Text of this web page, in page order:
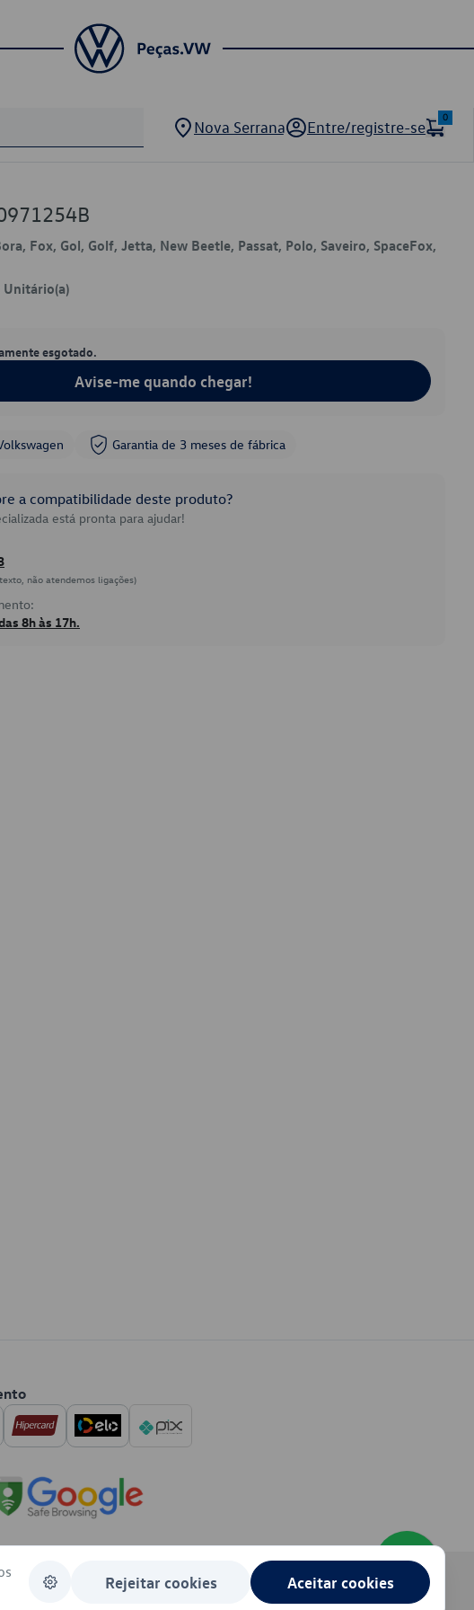
Nova Serrana Entre/registre-se
0
Fox, Gol, Golf, Jetta, New Beetle, Passat, Polo, Saveiro, SpaceFox,
Unitário(a)
esgotado.
Avise-me quando chegar!
Garantia de 3 meses de fábrica
a compatibilidade deste produto?
está pronta para ajudar!
não atendemos ligações)
8h às 17h.
Rejeitar cookies Aceitar cookies